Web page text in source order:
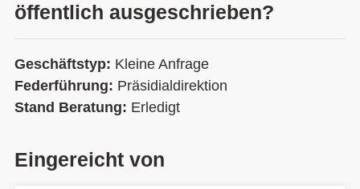
öffentlich ausgeschrieben?
Geschäftstyp: Kleine Anfrage
Federführung: Präsidialdirektion
Stand Beratung: Erledigt
Eingereicht von